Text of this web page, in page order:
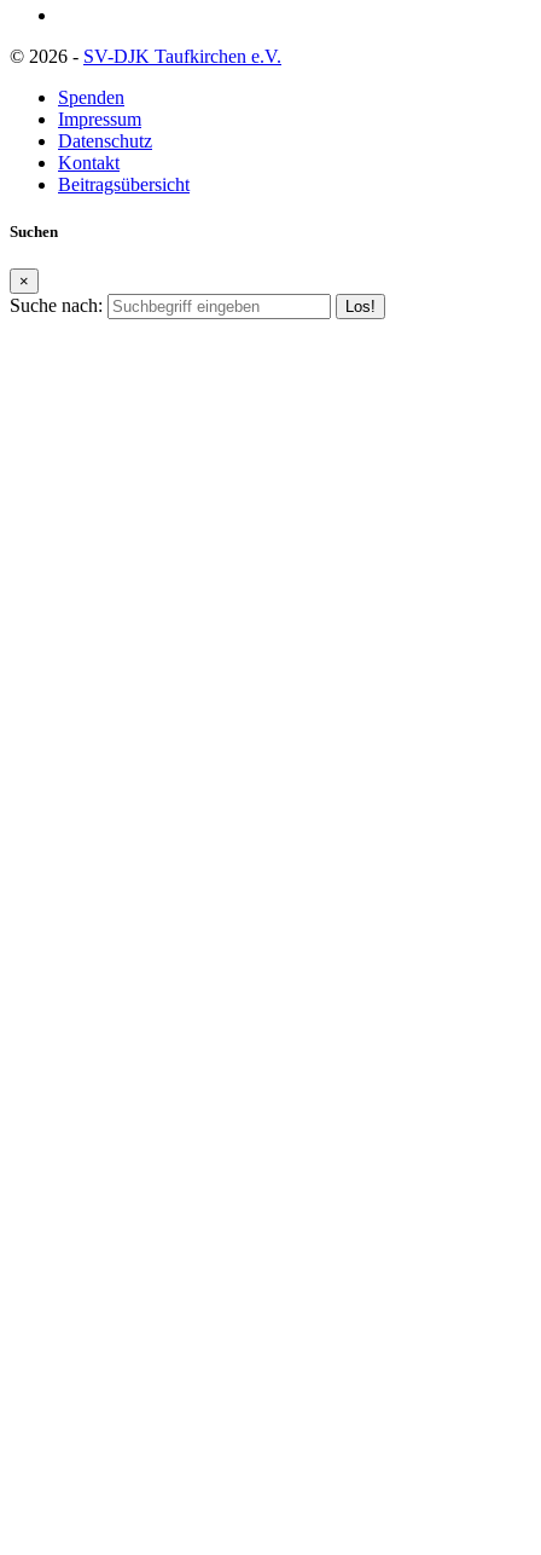
© 2026 - SV-DJK Taufkirchen e.V.
Spenden
Impressum
Datenschutz
Kontakt
Beitragsübersicht
Suchen
×
Suche nach: